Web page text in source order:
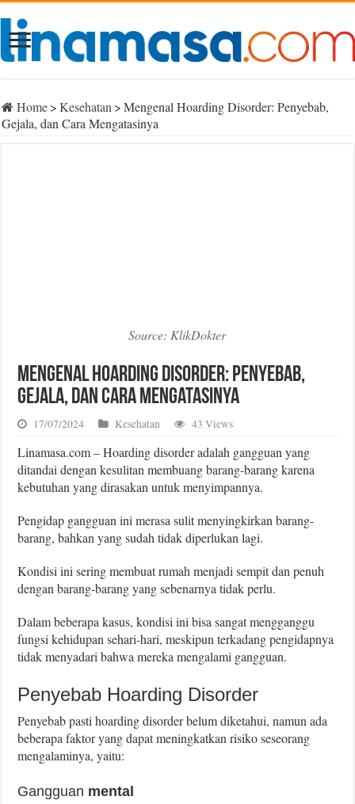
Home> Kesehatan > Mengenal Hoarding Disorder: Penyebab,
Gejala, dan Cara Mengatasinya
Source: KlikDokter
Mengenal Hoarding Disorder: Penyebab,
Gejala, dan Cara Mengatasinya
17/07/2024 Kesehatan 43 Views
Linamasa.com – Hoarding disorder adalah gangguan yang
ditandai dengan kesulitan membuang barang-barang karena
kebutuhan yang dirasakan untuk menyimpannya.
Pengidap gangguan ini merasa sulit menyingkirkan barang-
barang, bahkan yang sudah tidak diperlukan lagi.
Kondisi ini sering membuat rumah menjadi sempit dan penuh
dengan barang-barang yang sebenarnya tidak perlu.
Dalam beberapa kasus, kondisi ini bisa sangat mengganggu
fungsi kehidupan sehari-hari, meskipun terkadang pengidapnya
tidak menyadari bahwa mereka mengalami gangguan.
Penyebab Hoarding Disorder
Penyebab pasti hoarding disorder belum diketahui, namun ada
beberapa faktor yang dapat meningkatkan risiko seseorang
mengalaminya, yaitu:
Gangguan mental